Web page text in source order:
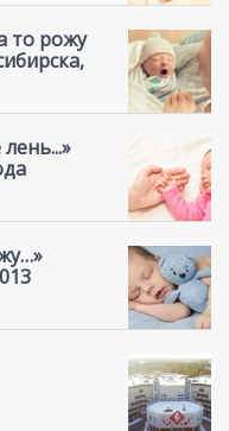
то рожу